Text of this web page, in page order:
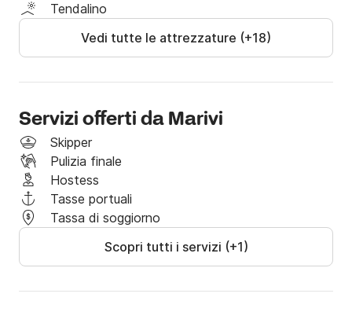
Tendalino
Vedi tutte le attrezzature (+18)
Servizi offerti da Marivi
Skipper
Pulizia finale
Hostess
Tasse portuali
Tassa di soggiorno
Scopri tutti i servizi (+1)